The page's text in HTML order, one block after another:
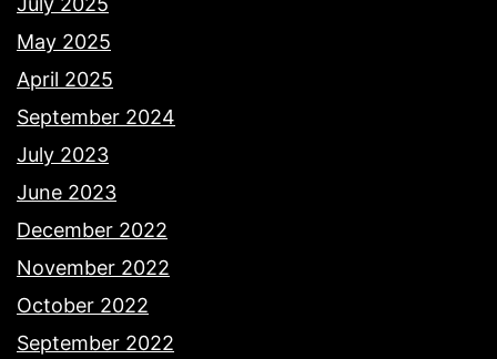
May 2025
April 2025
September 2024
July 2023
June 2023
December 2022
November 2022
October 2022
September 2022